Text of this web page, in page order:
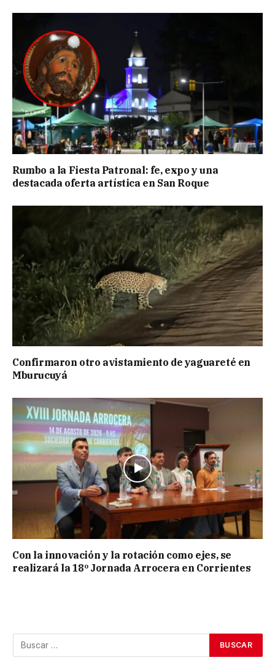
Rumbo a la Fiesta Patronal: fe, expo y una
destacada oferta artística en San Roque
Confirmaron otro avistamiento de yaguareté en
Mburucuyá
Con la innovación y la rotación como ejes, se
realizará la 18º Jornada Arrocera en Corrientes